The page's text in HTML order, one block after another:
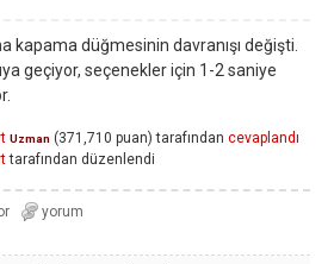
kapama düğmesinin davranışı değişti.
geçiyor, seçenekler için 1-2 saniye
Uzman (371,710 puan) tarafından cevaplandı
tarafından düzenlendi